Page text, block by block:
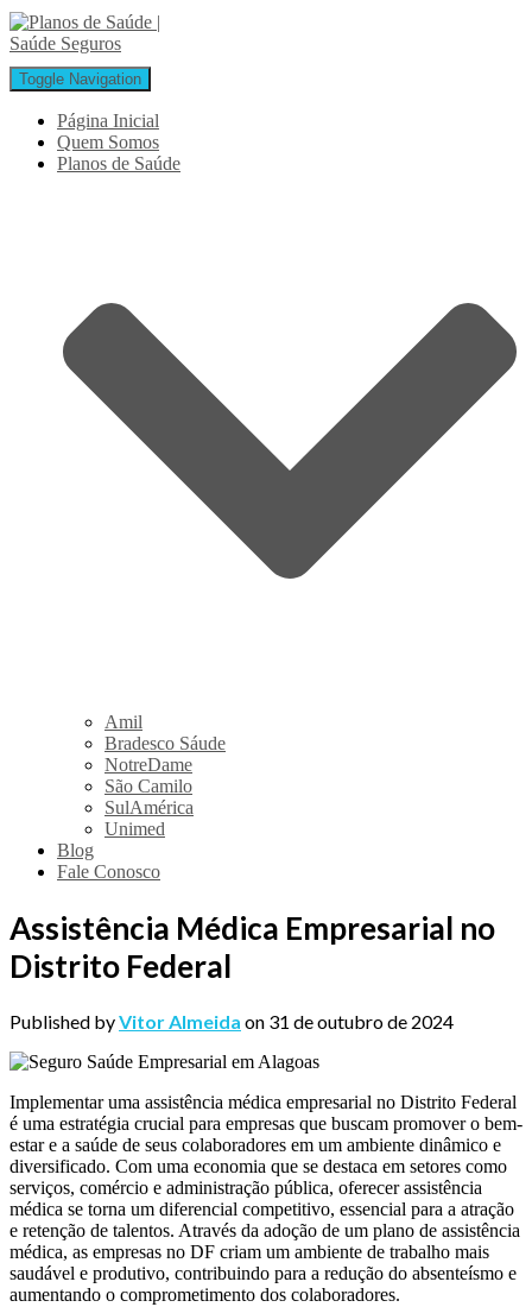
Toggle Navigation
Página Inicial
Quem Somos
Planos de Saúde
Amil
Bradesco Sáude
NotreDame
São Camilo
SulAmérica
Unimed
Blog
Fale Conosco
Assistência Médica Empresarial no
Distrito Federal
Published byVitor Almeida on 31 de outubro de 2024
Implementar uma assistência médica empresarial no Distrito Federal
é uma estratégia crucial para empresas que buscam promover o bem-
estar e a saúde de seus colaboradores em um ambiente dinâmico e
diversificado. Com uma economia que se destaca em setores como
serviços, comércio e administração pública, oferecer assistência
médica se torna um diferencial competitivo, essencial para a atração
e retenção de talentos. Através da adoção de um plano de assistência
médica, as empresas no DF criam um ambiente de trabalho mais
saudável e produtivo, contribuindo para a redução do absenteísmo e
aumentando o comprometimento dos colaboradores.